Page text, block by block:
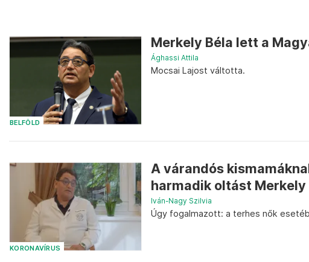
BELFÖLD
Merkely Béla lett a
Ághassi Attila
Mocsai Lajost váltotta.
KORONAVÍRUS
A várandós
harmadik oltást Merkely
Iván-Nagy Szilvia
Úgy fogalmazott: a terhes nők